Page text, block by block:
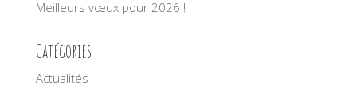
Meilleurs vœux pour 2026 !
Catégories
Actualités